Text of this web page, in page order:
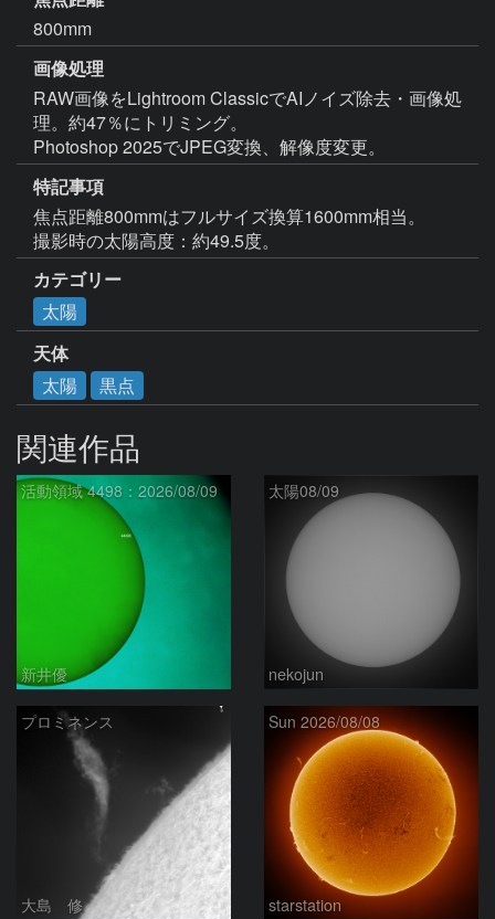
800mm
画像処理
RAW画像をLightroom ClassicでAIノイズ除去・画像処
理。約47％にトリミング。
Photoshop 2025でJPEG変換、解像度変更。
特記事項
焦点距離800mmはフルサイズ換算1600mm相当。
カテゴリー
太陽
天体
太陽
黒点
関連作品
活動領域 4498：2026/08/09
新井優
太陽08/09
nekojun
プロミネンス
大島 修
Sun 2026/08/08
starstation